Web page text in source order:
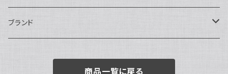
バックパック・リュックサック
ピアス・イヤリング
アナログ・クォーツ
ペン・万年筆
ブランド
商品一覧に戻る